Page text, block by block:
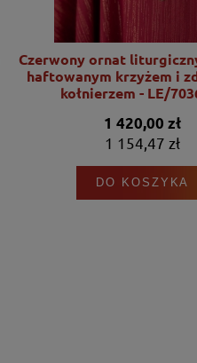
Czerwony ornat
haftowanym krzyżem i
kołnierzem - LE/
1 420,00 zł
1 154,47 zł
DO KOSZYKA